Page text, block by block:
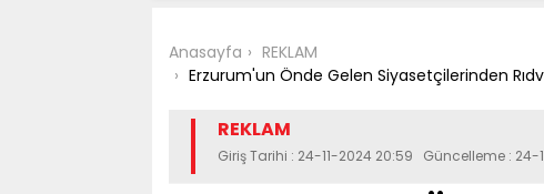
Anasayfa
REKLAM
Erzurum'un Önde Gelen Siyasetçilerinden
REKLAM
Giriş Tarihi : 24-11-2024 20:59 Güncelleme : 24-